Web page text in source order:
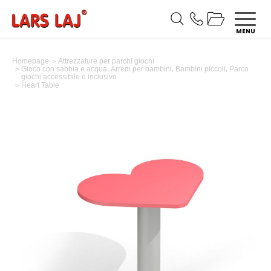
MENU
Homepage
Attrezzature per parchi giochi
Gioco con sabbia e acqua, Arredi per bambini, Bambini piccoli, Parco
giochi accessibile e inclusivo
Heart Table